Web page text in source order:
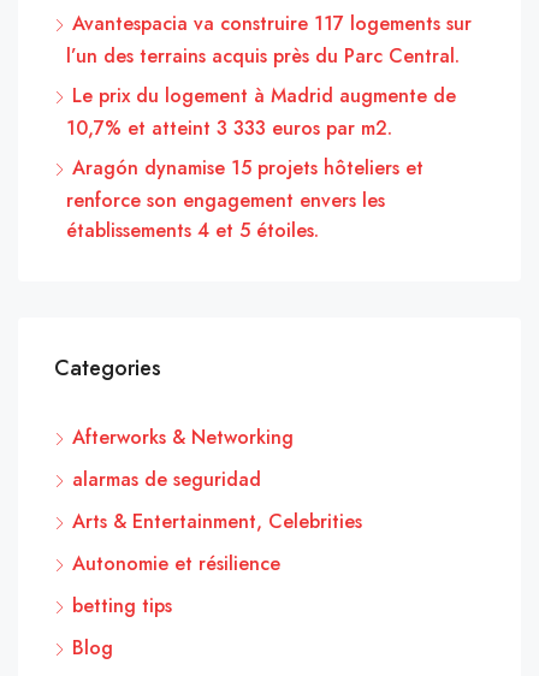
Avantespacia va construire 117 logements sur
l’un des terrains acquis près du Parc Central.
Le prix du logement à Madrid augmente de
10,7% et atteint 3 333 euros par m2.
Aragón dynamise 15 projets hôteliers et
renforce son engagement envers les
établissements 4 et 5 étoiles.
Categories
Afterworks & Networking
alarmas de seguridad
Arts & Entertainment, Celebrities
Autonomie et résilience
betting tips
Blog